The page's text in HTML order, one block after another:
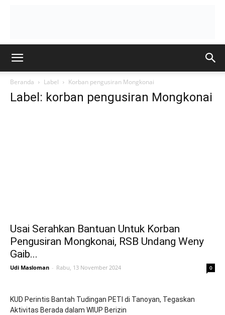
Beranda Label Korban pengusiran Mongkonai
Label: korban pengusiran Mongkonai
Usai Serahkan Bantuan Untuk Korban
Pengusiran Mongkonai, RSB Undang Weny
Gaib...
Udi Masloman - Rabu, 13 November 2024 0
KUD Perintis Bantah Tudingan PETI di Tanoyan, Tegaskan
Aktivitas Berada dalam WIUP Berizin